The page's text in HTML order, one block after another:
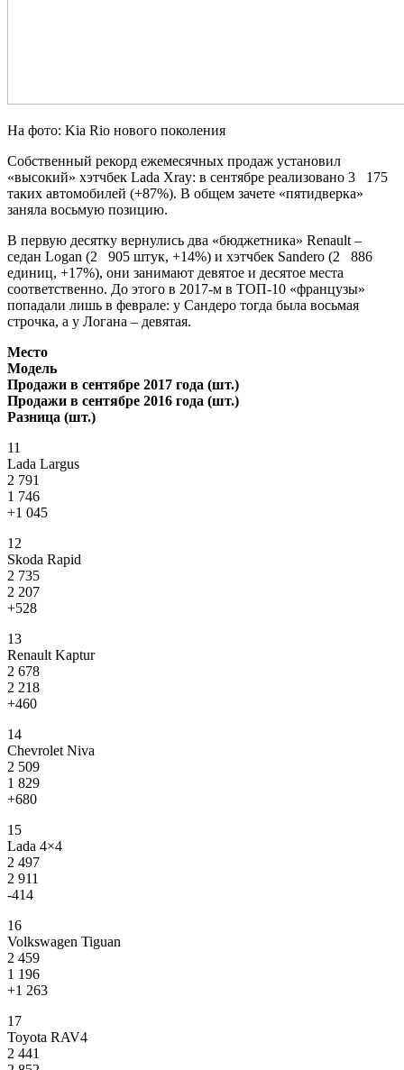
На фото: Kia Rio нового поколения
Собственный рекорд ежемесячных продаж установил
«высокий» хэтчбек Lada Xray: в сентябре реализовано 3 175
таких автомобилей (+87%). В общем зачете «пятидверка»
заняла восьмую позицию.
В первую десятку вернулись два «бюджетника» Renault –
седан Logan (2 905 штук, +14%) и хэтчбек Sandero (2 886
единиц, +17%), они занимают девятое и десятое места
соответственно. До этого в 2017-м в ТОП-10 «французы»
попадали лишь в феврале: у Сандеро тогда была восьмая
строчка, а у Логана – девятая.
Место
Модель
Продажи в сентябре 2017 года (шт.)
Продажи в сентябре 2016 года (шт.)
Разница (шт.)
11
Lada Largus
2 791
1 746
+1 045
12
Skoda Rapid
2 735
2 207
+528
13
Renault Kaptur
2 678
2 218
+460
14
Chevrolet Niva
2 509
1 829
+680
15
Lada 4×4
2 497
2 911
-414
16
Volkswagen Tiguan
2 459
1 196
+1 263
17
Toyota RAV4
2 441